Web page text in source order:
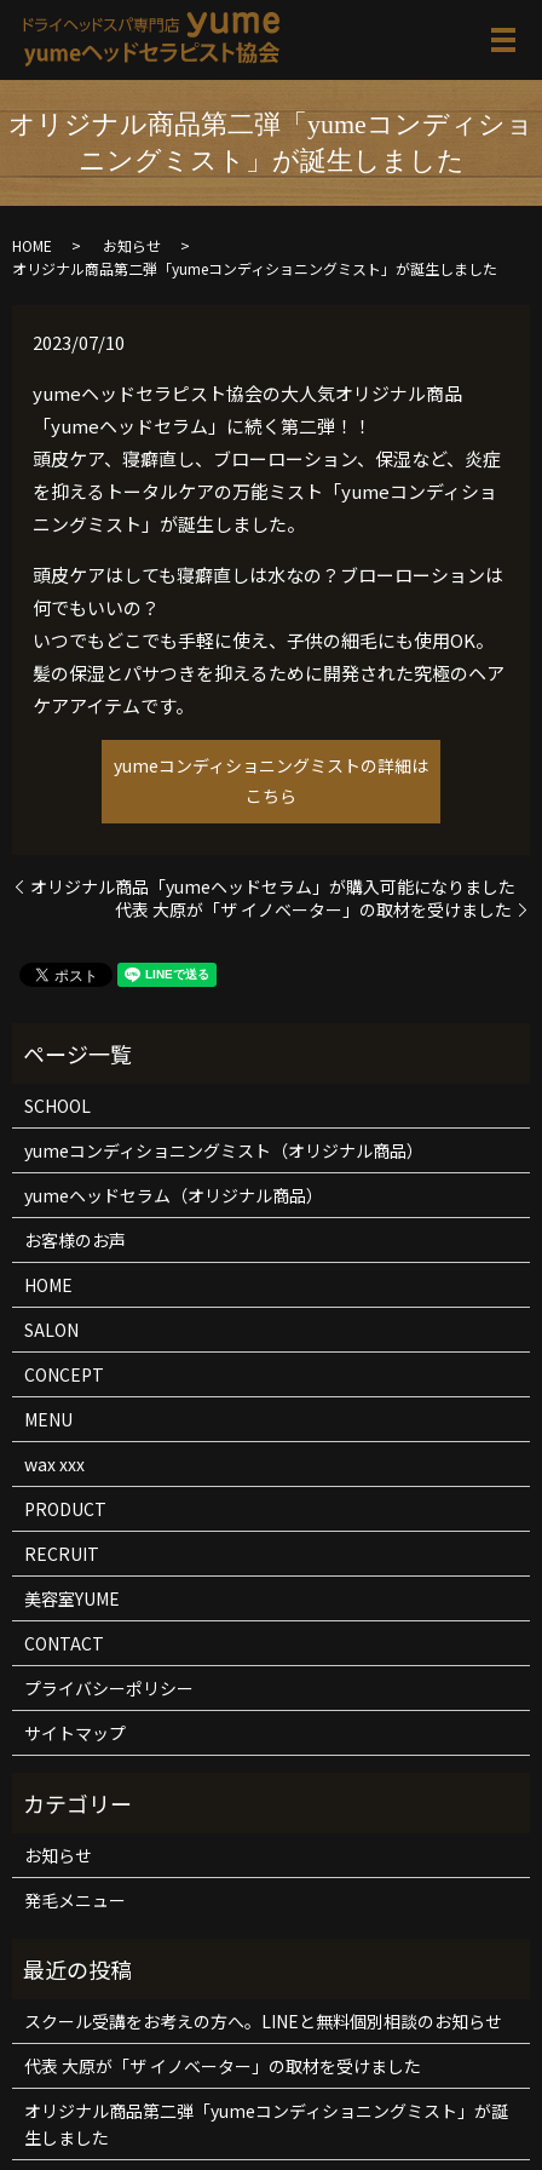
メ
オリジナル商品第二弾「yumeコンディショ
ニングミスト」が誕生しました
HOME
お知らせ
オリジナル商品第二弾「yumeコンディショニングミスト」が誕生しました
2023/07/10
yumeヘッドセラピスト協会の大人気オリジナル商品
「yumeヘッドセラム」に続く第二弾！！
頭皮ケア、寝癖直し、ブローローション、保湿など、炎症
を抑えるトータルケアの万能ミスト「yumeコンディショ
ニングミスト」が誕生しました。
頭皮ケアはしても寝癖直しは水なの？ブローローションは
何でもいいの？
いつでもどこでも手軽に使え、子供の細毛にも使用OK。
髪の保湿とパサつきを抑えるために開発された究極のヘア
ケアアイテムです。
yumeコンディショニングミストの詳細は
こちら
オリジナル商品「yumeヘッドセラム」が購入可能になりました
代表 大原が「ザ イノベーター」の取材を受けました
SCHOOL
yumeコンディショニングミスト（オリジナル商品）
yumeヘッドセラム（オリジナル商品）
お客様のお声
HOME
SALON
CONCEPT
MENU
wax xxx
PRODUCT
RECRUIT
美容室YUME
CONTACT
プライバシーポリシー
サイトマップ
お知らせ
発毛メニュー
スクール受講をお考えの方へ。LINEと無料個別相談のお知らせ
代表 大原が「ザ イノベーター」の取材を受けました
オリジナル商品第二弾「yumeコンディショニングミスト」が誕
生しました